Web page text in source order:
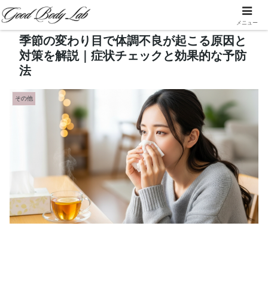
季節の変わり目で体調不良が起こる原因と
対策を解説｜症状チェックと効果的な予防
法
その他
メニュー